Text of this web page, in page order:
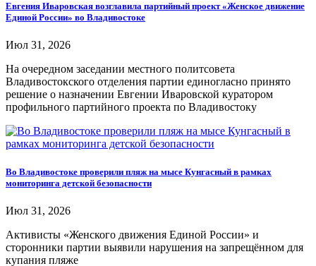
Евгения Иваровская возглавила партийный проект «Женское движение
Единой России» во Владивостоке
Июл 31, 2026
На очередном заседании местного политсовета
Владивостокского отделения партии единогласно принято
решение о назначении Евгении Иваровской куратором
профильного партийного проекта по Владивостоку
Во Владивостоке проверили пляж на мысе Кунгасный в рамках
мониторинга детской безопасности
Июл 31, 2026
Активисты «Женского движения Единой России» и
сторонники партии выявили нарушения на запрещённом для
купания пляже